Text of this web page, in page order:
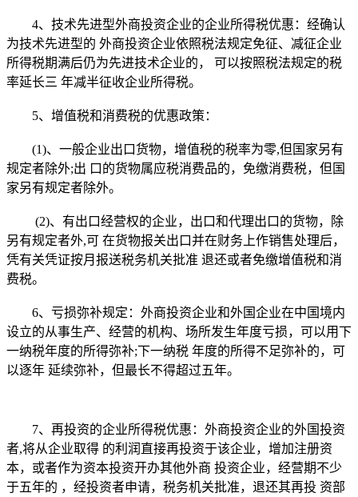
4、技术先进型外商投资企业的企业所得税优惠：经确认
为技术先进型的 外商投资企业依照税法规定免征、减征企业
所得税期满后仍为先进技术企业的， 可以按照税法规定的税
率延长三 年减半征收企业所得税。
5、增值税和消费税的优惠政策：
(1)、一般企业出口货物，增值税的税率为零,但国家另有
规定者除外;出 口的货物属应税消费品的，免缴消费税，但国
家另有规定者除外。
(2)、有出口经营权的企业，出口和代理出口的货物，除
另有规定者外,可 在货物报关出口并在财务上作销售处理后，
凭有关凭证按月报送税务机关批准 退还或者免缴增值税和消
费税。
6、亏损弥补规定：外商投资企业和外国企业在中国境内
设立的从事生产、经营的机构、场所发生年度亏损，可以用下
一纳税年度的所得弥补;下一纳税 年度的所得不足弥补的，可
以逐年 延续弥补，但最长不得超过五年。
7、再投资的企业所得税优惠：外商投资企业的外国投资
者,将从企业取得 的利润直接再投资于该企业，增加注册资
本，或者作为资本投资开办其他外商 投资企业，经营期不少
于五年的 ，经投资者申请，税务机关批准，退还其再投 资部